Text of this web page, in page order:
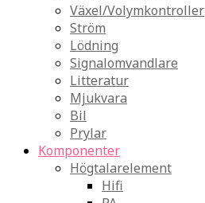
Växel/Volymkontroller
Ström
Lödning
Signalomvandlare
Litteratur
Mjukvara
Bil
Prylar
Komponenter
Högtalarelement
Hifi